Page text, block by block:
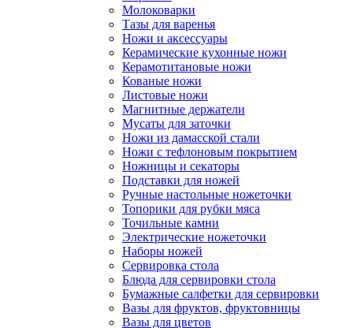
Молоковарки
Тазы для варенья
Ножи и аксессуары
Керамические кухонные ножи
Керамотитановые ножи
Кованые ножи
Листовые ножи
Магнитные держатели
Мусаты для заточки
Ножи из дамасской стали
Ножи с тефлоновым покрытием
Ножницы и секаторы
Подставки для ножей
Ручные настольные ножеточки
Топорики для рубки мяса
Точильные камни
Электрические ножеточки
Наборы ножей
Сервировка стола
Блюда для сервировки стола
Бумажные салфетки для сервировки
Вазы для фруктов, фруктовницы
Вазы для цветов